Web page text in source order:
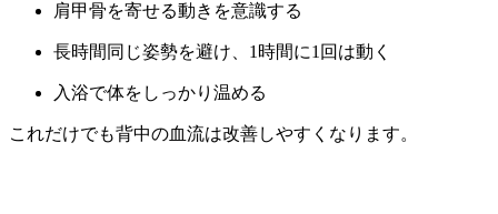
肩甲骨を寄せる動きを意識する
長時間同じ姿勢を避け、1時間に1回は動く
入浴で体をしっかり温める
これだけでも背中の血流は改善しやすくなります。